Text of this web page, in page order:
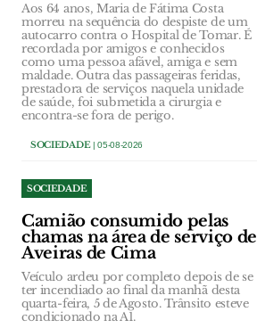
Aos 64 anos, Maria de Fátima Costa
morreu na sequência do despiste de um
autocarro contra o Hospital de Tomar. É
recordada por amigos e conhecidos
como uma pessoa afável, amiga e sem
maldade. Outra das passageiras feridas,
prestadora de serviços naquela unidade
de saúde, foi submetida a cirurgia e
encontra-se fora de perigo.
SOCIEDADE| 05-08-2026
SOCIEDADE
Camião consumido pelas
chamas na área de serviço de
Aveiras de Cima
Veículo ardeu por completo depois de se
ter incendiado ao final da manhã desta
quarta-feira, 5 de Agosto. Trânsito esteve
condicionado na A1.